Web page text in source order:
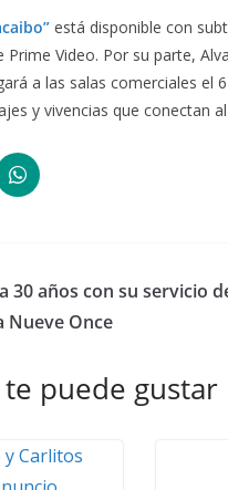
está disponible con
Video. Por su parte,
a las salas comerciales
y vivencias que conectan
30 años con su servicio
Nueve Once
puede gustar